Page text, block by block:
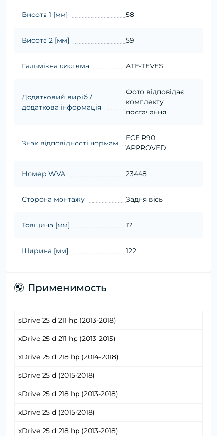
Висота 1 [мм] 58
Висота 2 [мм] 59
Гальмівна система ATE-TEVES
Додатковий виріб /
додаткова інформація
Фото відповідає
комплекту
постачання
Знак відповідності нормам
ECE R90
APPROVED
Номер WVA 23448
Сторона монтажу Задня вісь
Товщина [мм] 17
Ширина [мм] 122
Применимость
sDrive 25 d 211 hp (2013-2018)
xDrive 25 d 211 hp (2013-2015)
xDrive 25 d 218 hp (2014-2018)
sDrive 25 d (2015-2018)
sDrive 25 d 218 hp (2013-2018)
xDrive 25 d (2015-2018)
xDrive 25 d 218 hp (2013-2018)